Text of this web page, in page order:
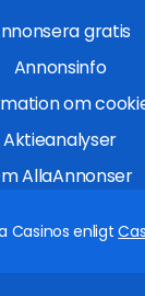
gratis
Annonsinfo
om
Aktieanalyser
AllaAnnonser
Casinos enligt